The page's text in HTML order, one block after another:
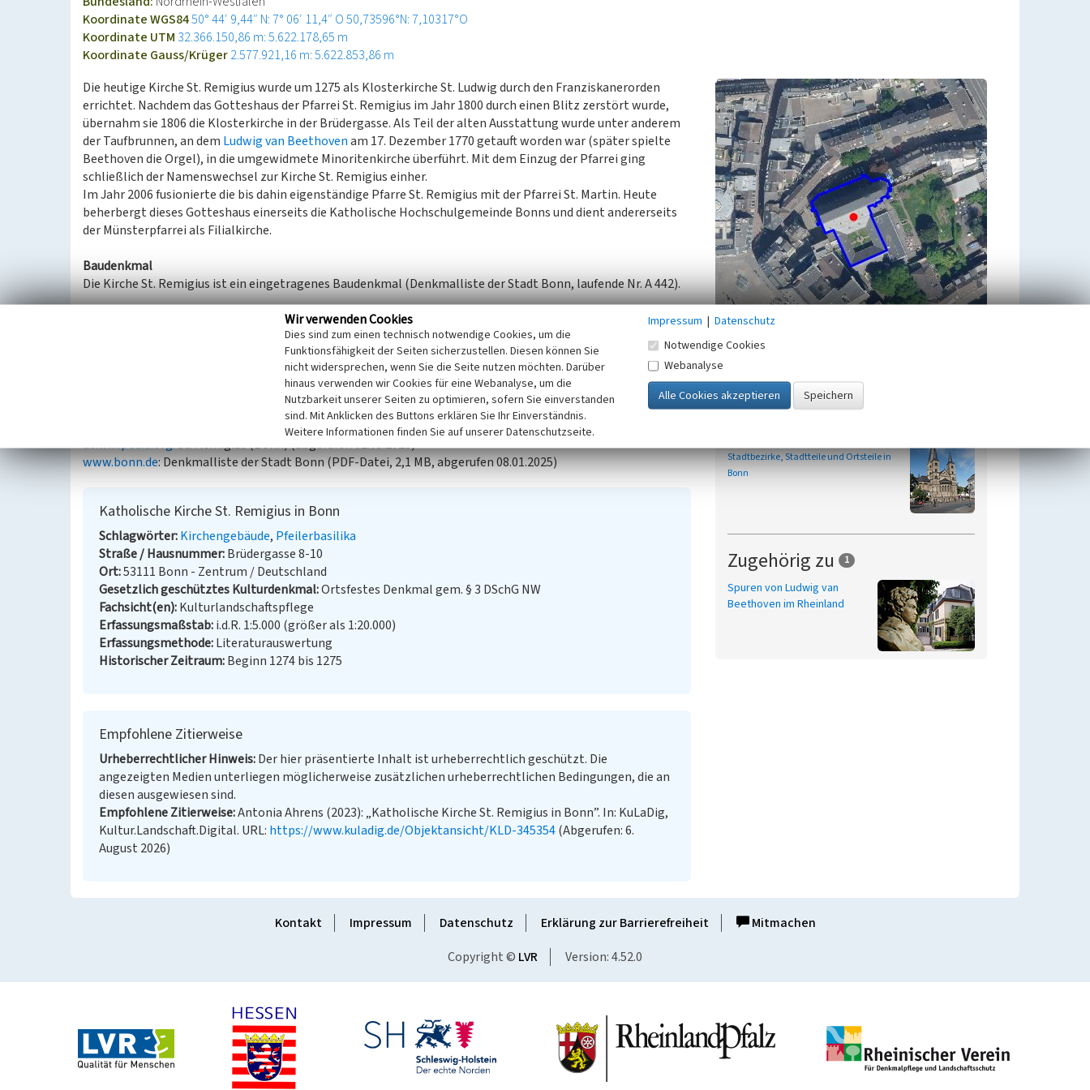
Koordinate WGS8450° 44′ 9,44″ N: 7° 06′ 11,4″ O50,73596°N: 7,10317°O
Koordinate UTM 32.366.150,86 m: 5.622.178,65 m
Koordinate Gauss/Krüger2.577.921,16 m: 5.622.853,86 m
Die heutige Kirche St. Remigius wurde um 1275 als Klosterkirche St. Ludwig durch den Franziskanerorden
errichtet. Nachdem das Gotteshaus der Pfarrei St. Remigius im Jahr 1800 durch einen Blitz zerstört wurde,
übernahm sie 1806 die Klosterkirche in der Brüdergasse. Als Teil der alten Ausstattung wurde unter anderem
der Taufbrunnen, an dem Ludwig van Beethovenam 17. Dezember 1770 getauft worden war (später spielte
Beethoven die Orgel), in die umgewidmete Minoritenkirche überführt. Mit dem Einzug der Pfarrei ging
schließlich der Namenswechsel zur Kirche St. Remigius einher.
Im Jahr 2006 fusionierte die bis dahin eigenständige Pfarre St. Remigius mit der Pfarrei St. Martin. Heute
beherbergt dieses Gotteshaus einerseits die Katholische Hochschulgemeinde Bonns und dient andererseits
der Münsterpfarrei als Filialkirche.
Baudenkmal
Die Kirche St. Remigius ist ein eingetragenes Baudenkmal (Denkmalliste der Stadt Bonn, laufende Nr. A 442).
(Antonia Ahrens, LVR-Dezernat Kultur und Landschaftliche Kulturpflege, 2023)
Das Objekt „St. Remigius-Kirche“ ist ein Element des bedeutsamenKulturlandschaftsbereichs Bonn
de.wikipedia.org: St. Remigius (Bonn) (abgerufen 02.05.2023)
www.bonn.de: Denkmalliste der Stadt Bonn (PDF-Datei, 2,1 MB, abgerufen 08.01.2025)
Katholische Kirche St. Remigius in Bonn
Schlagwörter Kirchengebäude Pfeilerbasilika
Straße / Hausnummer Brüdergasse 8-10
Ort 53111 Bonn - Zentrum / Deutschland
Gesetzlich geschütztes Kulturdenkmal Ortsfestes Denkmal gem. § 3 DSchG NW
Fachsicht(en) Kulturlandschaftspflege
Erfassungsmaßstab i.d.R. 1:5.000 (größer als 1:20.000)
Erfassungsmethode Literaturauswertung
Historischer Zeitraum Beginn 1274 bis 1275
Empfohlene Zitierweise
Urheberrechtlicher Hinweis Der hier präsentierte Inhalt ist urheberrechtlich geschützt. Die
angezeigten Medien unterliegen möglicherweise zusätzlichen urheberrechtlichen Bedingungen, die an
diesen ausgewiesen sind.
Empfohlene Zitierweise Antonia Ahrens (2023): „Katholische Kirche St. Remigius in Bonn”. In: KuLaDig,
Kultur.Landschaft.Digital. URL: https://www.kuladig.de/Objektansicht/KLD-345354(Abgerufen: 6.
August 2026)
Übergeordnetes Objekt
Stadtbezirke, Stadtteile und Ortsteile in
Bonn
Zugehörig zu 1
Spuren von Ludwig van
Beethoven im Rheinland
Kontakt Impressum Datenschutz Erklärung zur Barrierefreiheit
Mitmachen
Copyright © LVR Version: 4.52.0
Wir verwenden Cookies
Dies sind zum einen technisch notwendige Cookies, um die
Funktionsfähigkeit der Seiten sicherzustellen. Diesen können Sie
nicht widersprechen, wenn Sie die Seite nutzen möchten. Darüber
hinaus verwenden wir Cookies für eine Webanalyse, um die
Nutzbarkeit unserer Seiten zu optimieren, sofern Sie einverstanden
sind. Mit Anklicken des Buttons erklären Sie Ihr Einverständnis.
Weitere Informationen finden Sie auf unserer Datenschutzseite.
Impressum | Datenschutz
Notwendige Cookies
Webanalyse